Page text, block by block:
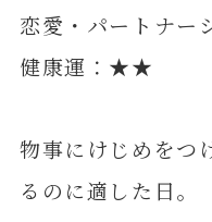
恋愛・パートナー
健康運：★★
物事にけじめをつ
るのに適した日。